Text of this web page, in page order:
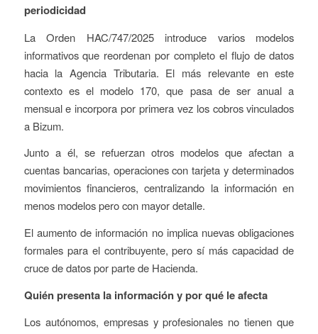
periodicidad
La Orden HAC/747/2025 introduce varios modelos
informativos que reordenan por completo el flujo de datos
hacia la Agencia Tributaria. El más relevante en este
contexto es el modelo 170, que pasa de ser anual a
mensual e incorpora por primera vez los cobros vinculados
a Bizum.
Junto a él, se refuerzan otros modelos que afectan a
cuentas bancarias, operaciones con tarjeta y determinados
movimientos financieros, centralizando la información en
menos modelos pero con mayor detalle.
El aumento de información no implica nuevas obligaciones
formales para el contribuyente, pero sí más capacidad de
cruce de datos por parte de Hacienda.
Quién presenta la información y por qué le afecta
Los autónomos, empresas y profesionales no tienen que